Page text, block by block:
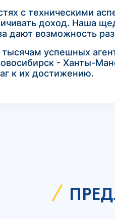
с техническими
доход. Наша
дают возможность
успешных
- Ханты-
к их достижению.